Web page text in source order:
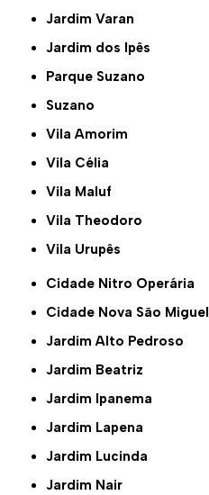
Jardim Varan
Jardim dos Ipês
Parque Suzano
Suzano
Vila Amorim
Vila Célia
Vila Maluf
Vila Theodoro
Vila Urupês
Cidade Nitro Operária
Cidade Nova São Miguel
Jardim Alto Pedroso
Jardim Beatriz
Jardim Ipanema
Jardim Lapena
Jardim Lucinda
Jardim Nair